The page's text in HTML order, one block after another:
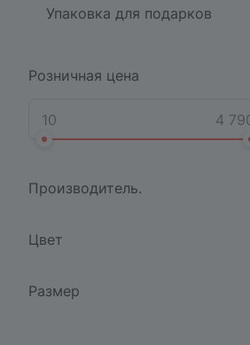
Упаковка для подарков
Розничная цена
Производитель.
Цвет
Размер